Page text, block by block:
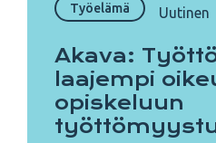
Työelämä Uutinen
Akava:
laajempi
opiskeluun